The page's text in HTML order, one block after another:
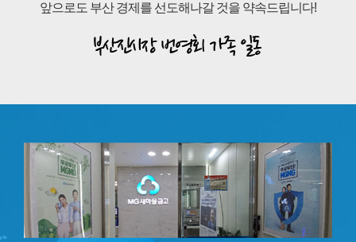
앞으로도 부산 경제를 선도해나갈 것을 약속드립니다!